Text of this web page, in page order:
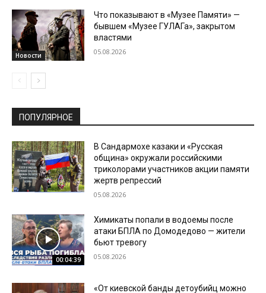
Новости
Что показывают в «Музее Памяти» —
бывшем «Музее ГУЛАГа», закрытом
властями
05.08.2026
ПОПУЛЯРНОЕ
В Сандармохе казаки и «Русская
община» окружали российскими
триколорами участников акции памяти
жертв репрессий
05.08.2026
00:04:39
Химикаты попали в водоемы после
атаки БПЛА по Домодедово — жители
бьют тревогу
05.08.2026
«От киевской банды детоубийц можно